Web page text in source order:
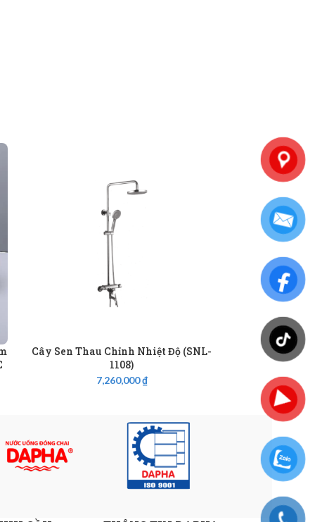
Cây Sen Thau Chỉnh Nhiệt Độ (SNL-
1108)
7,260,000₫